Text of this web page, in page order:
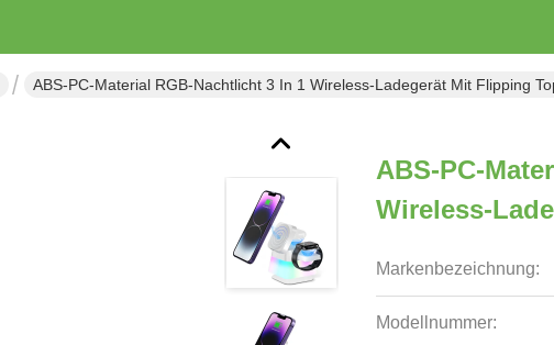
ABS-PC-Material RGB-Nachtlicht 3 In 1 Wireless-Ladegerät Mit Flipping
ABS-PC-
Wireless-
Markenbezeichnung:
Modellnummer: